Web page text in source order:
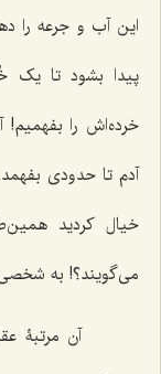
این آب و جرعه را
پیدا بشود تا یک
خرده‌اش را بفهمیم!
آدم تا حدودی
خیال کردید
می‌گویند؟! به
آن مرتبۀ